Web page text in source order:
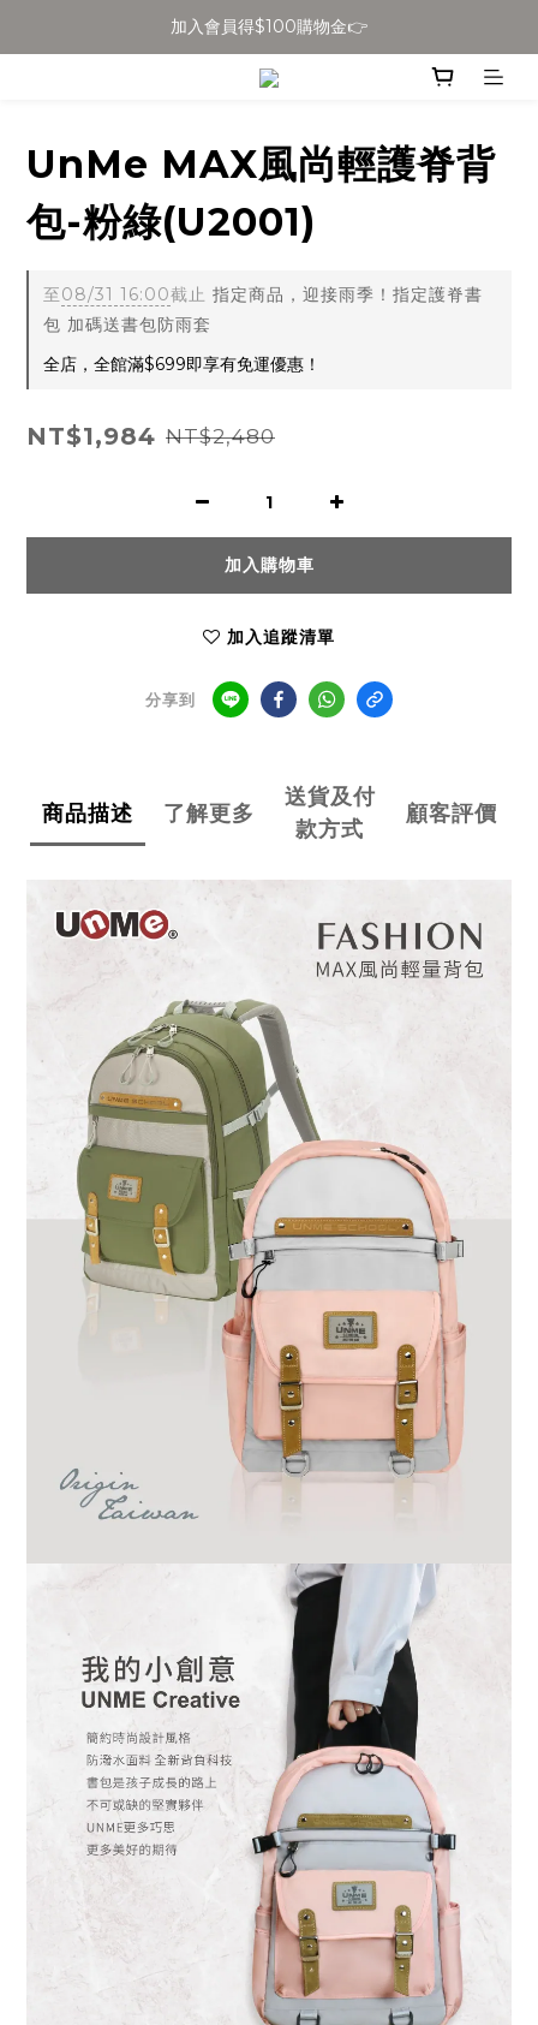
全館滿$699免運
加入會員得$100購物金👉
全館滿$699免運
UnMe MAX風尚輕護脊背
包-粉綠(U2001)
至08/31 16:00截止 指定商品，迎接雨季！指定護脊書
包 加碼送書包防雨套
全店，全館滿$699即享有免運優惠！
NT$1,984 NT$2,480
加入購物車
加入追蹤清單
分享到
商品描述 了解更多
送貨及付
款方式
顧客評價